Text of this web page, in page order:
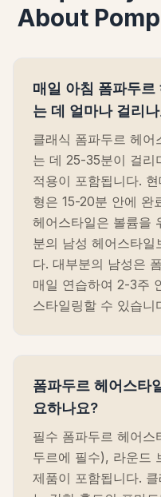
About
매일 아침 폼파두
는 데 얼마나 걸리
클래식 폼파두르 헤
는 데 25-35분이 걸리
적용이 포함됩니다.
형은 15-20분 안에 완
헤어스타일은 볼륨을
분의 남성 헤어스타일
다. 대부분의 남성은
매일 연습하여 2-3주
스타일링할 수 있습니
폼파두르 헤어스타
요하나요?
필수 폼파두르 헤어
두르에 필수), 라운드
제품이 포함됩니다.